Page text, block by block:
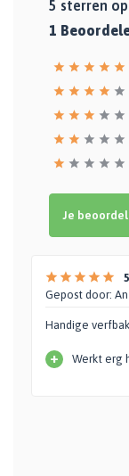
5 sterren
1
Je
5
Gepost door: An
Handige
+ Werkt erg